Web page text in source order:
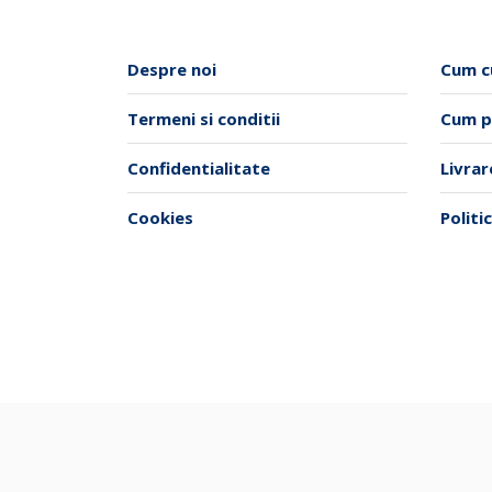
alese
în
pagina
produsului.
Despre noi
Termeni si conditii
Confidentialitate
Cookies
Cum
Cum